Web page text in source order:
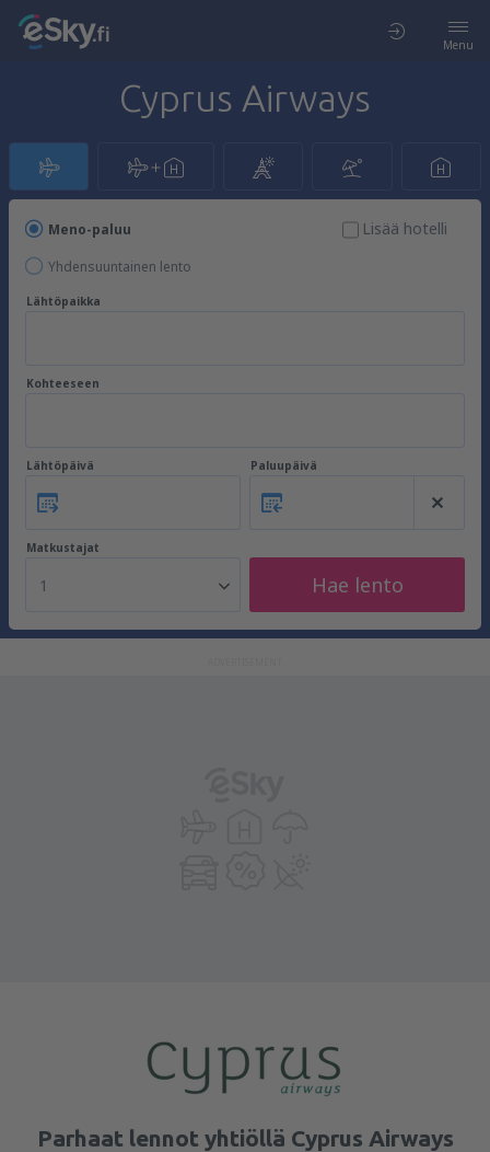
Menu
Cyprus Airways
Meno-paluu
Yhdensuuntainen lento
Lisää hotelli
Lähtöpaikka
Kohteeseen
Lähtöpäivä Paluupäivä
Matkustajat
1 Hae lento
Parhaat lennot yhtiöllä Cyprus Airways